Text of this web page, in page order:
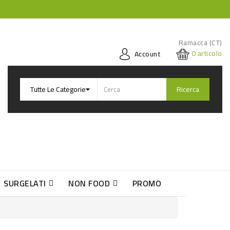
Ramacca (CT)
Account
0articolo
Ricerca
SURGELATI NON FOOD PROMO